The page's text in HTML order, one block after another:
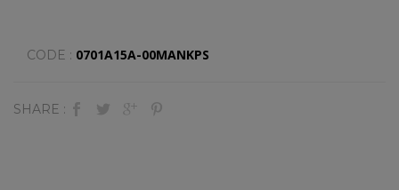
CODE : 0701A15A-00MANKPS
SHARE :